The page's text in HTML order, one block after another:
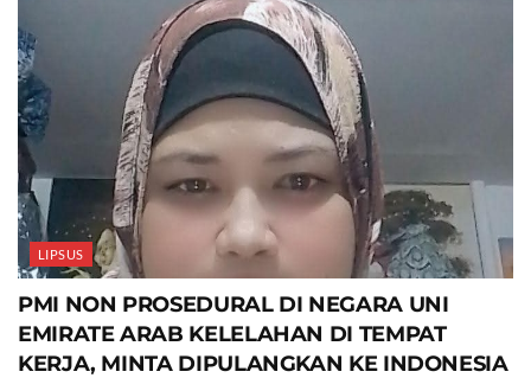
LIPSUS
PMI NON PROSEDURAL DI NEGARA UNI
EMIRATE ARAB KELELAHAN DI TEMPAT
KERJA, MINTA DIPULANGKAN KE INDONESIA